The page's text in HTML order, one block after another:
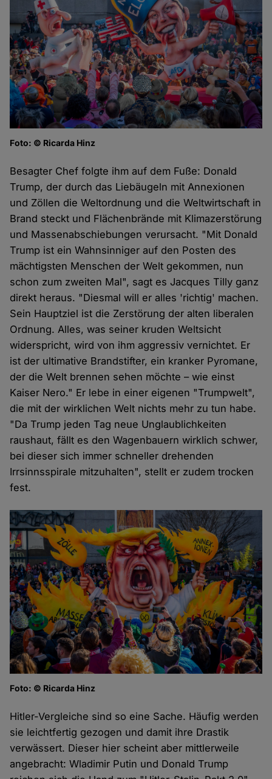
Foto: © Ricarda Hinz
Besagter Chef folgte ihm auf dem Fuße: Donald
Trump, der durch das Liebäugeln mit Annexionen
und Zöllen die Weltordnung und die Weltwirtschaft in
Brand steckt und Flächenbrände mit Klimazerstörung
und Massenabschiebungen verursacht. "Mit Donald
Trump ist ein Wahnsinniger auf den Posten des
mächtigsten Menschen der Welt gekommen, nun
schon zum zweiten Mal", sagt es Jacques Tilly ganz
direkt heraus. "Diesmal will er alles 'richtig' machen.
Sein Hauptziel ist die Zerstörung der alten liberalen
Ordnung. Alles, was seiner kruden Weltsicht
widerspricht, wird von ihm aggressiv vernichtet. Er
ist der ultimative Brandstifter, ein kranker Pyromane,
der die Welt brennen sehen möchte – wie einst
Kaiser Nero." Er lebe in einer eigenen "Trumpwelt",
die mit der wirklichen Welt nichts mehr zu tun habe.
"Da Trump jeden Tag neue Unglaublichkeiten
raushaut, fällt es den Wagenbauern wirklich schwer,
bei dieser sich immer schneller drehenden
Irrsinnsspirale mitzuhalten", stellt er zudem trocken
fest.
Foto: © Ricarda Hinz
Hitler-Vergleiche sind so eine Sache. Häufig werden
sie leichtfertig gezogen und damit ihre Drastik
verwässert. Dieser hier scheint aber mittlerweile
angebracht: Wladimir Putin und Donald Trump